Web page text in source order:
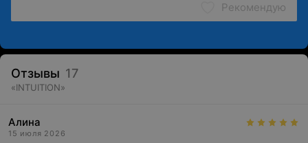
Рекомендую
Отзывы 17
«INTUITION»
Алина
15 июля 2026